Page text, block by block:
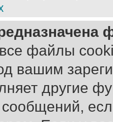
файлы
вашим
другие